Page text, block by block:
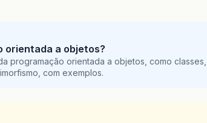
orientada a objetos?
programação orientada a objetos, como classes,
com exemplos.